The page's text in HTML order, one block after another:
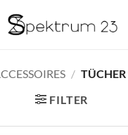
/ TÜCHER
FILTER